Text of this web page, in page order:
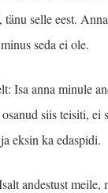
tänu selle eest.
seda ei ole.
Isa anna minule
siis teisiti, ei
eksin ka edaspidi.
andestust meile,